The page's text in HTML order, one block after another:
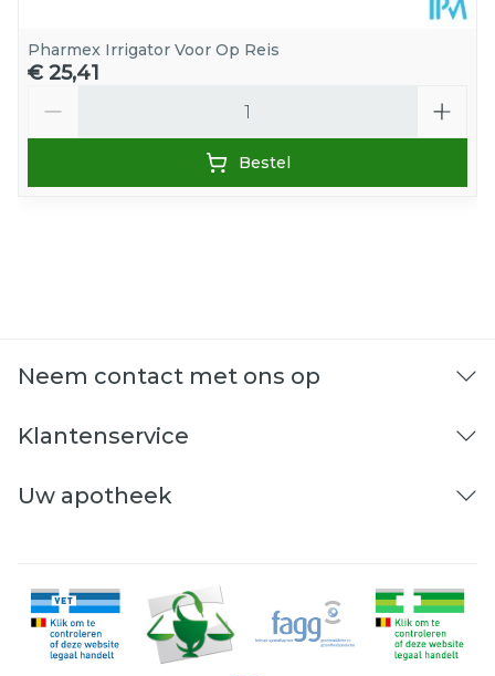
Pharmex Irrigator Voor Op Reis
€ 25,41
Bestel
Neem contact met ons op
Klantenservice
Uw apotheek